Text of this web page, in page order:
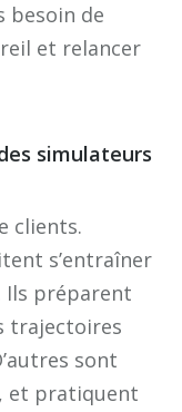
besoin de
et relancer
simulateurs
clients.
s’entraîner
Ils préparent
trajectoires
sont
et pratiquent